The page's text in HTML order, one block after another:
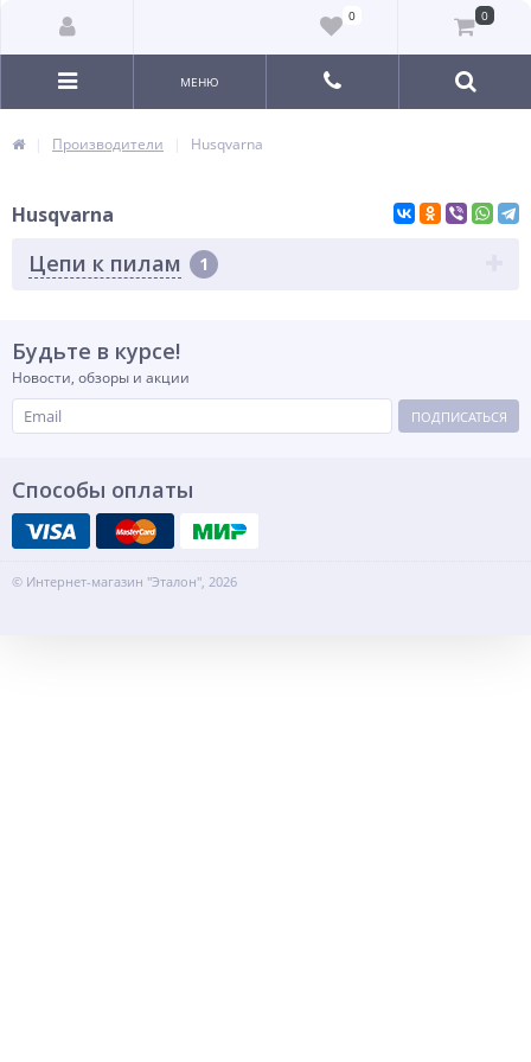
0 0
МЕНЮ
Производители Husqvarna
Husqvarna
Цепи к пилам 1
Будьте в курсе!
Новости, обзоры и акции
ПОДПИСАТЬСЯ
Способы оплаты
© Интернет-магазин "Эталон", 2026